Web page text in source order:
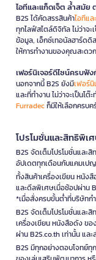
ไอทีและแก็ดเจ็ต ล้ำสมัย
B2S ได้คัดสรรสินค้าไอทีแ
ทุกไลฟ์สไตล์ดิจิทัล ไม่ว่าจะ
ข้อมูล, เอ็กซ์เทอนัลฮาร์ดดิ
ให้การทำงานของคุณสะดว
เฟอร์นิเจอร์ดีไซน์ครบฟั
นอกจากนี้ B2S ยังมีเฟอร์นิ
และที่ทำงาน ไม่ว่าจะเป็นโ
Furradecก็มีให้เลือกครบค
โปรโมชั่นและสิทธิพิเ
B2S จัดเต็มโปรโมชั่นและ
อัปเดตทุกเดือนกับแคมเป
ทั้งสินค้าเครื่องเขียน หนัง
และดีลพิเศษเมื่อช้อปผ่าน
*เมื่อสั่งครบขั้นต่ำที่บริษัทก
B2S จัดเต็มโปรโมชั่นและ
เครื่องเขียน หนังสือดัง ข
ผ่าน B2S.co.th เท่านั้น แ
B2S มีทุกอย่างตอบโจทย์ทุ